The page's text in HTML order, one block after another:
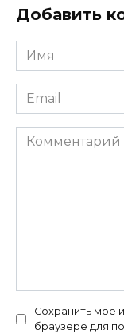
Добавить
Имя
*
Email
*
Комментарий
Сохранить моё
браузере для